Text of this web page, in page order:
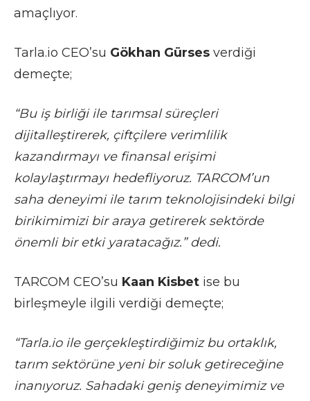
amaçlıyor.
Tarla.io CEO’su Gökhan Gürses verdiği
demeçte;
“Bu iş birliği ile tarımsal süreçleri
dijitalleştirerek, çiftçilere verimlilik
kazandırmayı ve finansal erişimi
kolaylaştırmayı hedefliyoruz. TARCOM’un
saha deneyimi ile tarım teknolojisindeki bilgi
birikimimizi bir araya getirerek sektörde
önemli bir etki yaratacağız.” dedi.
TARCOM CEO’su Kaan Kisbet ise bu
birleşmeyle ilgili verdiği demeçte;
“Tarla.io ile gerçekleştirdiğimiz bu ortaklık,
tarım sektörüne yeni bir soluk getireceğine
inanıyoruz. Sahadaki geniş deneyimimiz ve